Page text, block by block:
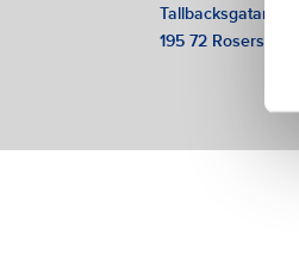
Tallbacksgatan 13 A
195 72 Rosersberg